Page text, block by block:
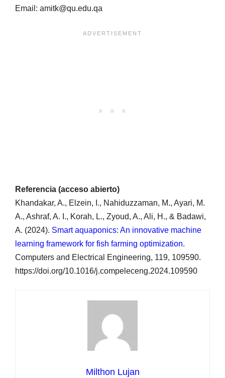
Email: amitk@qu.edu.qa
Referencia (acceso abierto)
Khandakar, A., Elzein, I., Nahiduzzaman, M., Ayari, M.
A., Ashraf, A. I., Korah, L., Zyoud, A., Ali, H., & Badawi,
A. (2024). Smart aquaponics: An innovative machine
learning framework for fish farming optimization.
Computers and Electrical Engineering, 119, 109590.
https://doi.org/10.1016/j.compeleceng.2024.109590
Milthon Lujan